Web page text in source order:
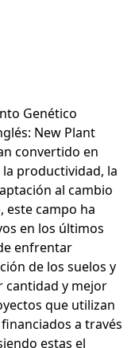
Genético
New Plant
convertido en
productividad, la
al cambio
este campo ha
en los últimos
enfrentar
de los suelos y
cantidad y mejor
que utilizan
a través
estas el